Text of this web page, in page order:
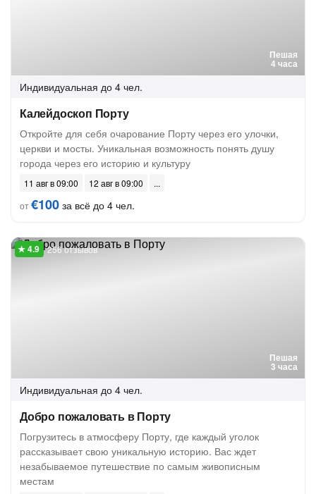
Пешая
4 часа
Индивидуальная до 4 чел.
Калейдоскоп Порту
Откройте для себя очарование Порту через его улочки,
церкви и мосты. Уникальная возможность понять душу
города через его историю и культуру
11 авг в 09:00
12 авг в 09:00
от€100 за всё до 4 чел.
Пешая
3 часа
256 отзывов
Индивидуальная до 4 чел.
Добро пожаловать в Порту
Погрузитесь в атмосферу Порту, где каждый уголок
рассказывает свою уникальную историю. Вас ждет
незабываемое путешествие по самым живописным
местам